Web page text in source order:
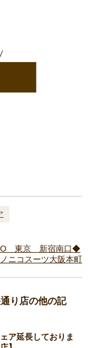
東京 新宿南口◆
ニコスーツ大阪本町
り店の他の記
ア延長しておりま